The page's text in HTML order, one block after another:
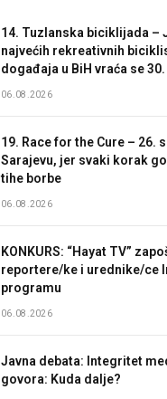
14. Tuzlanska biciklijada –
najvećih rekreativnih
događaja u BiH vraća se
06.08.2026
19. Race for the Cure – 26.
Sarajevu, jer svaki korak
tihe borbe
06.08.2026
KONKURS: “Hayat TV”
reportere/ke i urednike/ce
programu
06.08.2026
Javna debata: Integritet
govora: Kuda dalje?